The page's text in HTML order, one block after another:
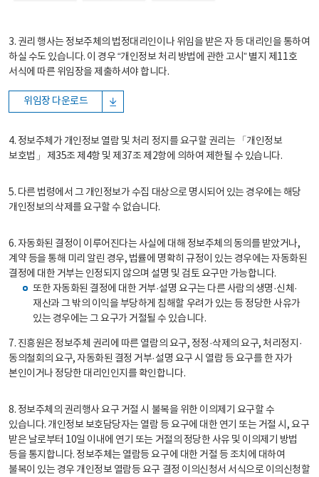
3. 권리 행사는 정보주체의 법정대리인이나 위임을 받은 자 등 대리인을 통하여
하실 수도 있습니다. 이 경우 “개인정보 처리 방법에 관한 고시” 별지 제11호
서식에 따른 위임장을 제출하셔야 합니다.
위임장 다운로드
4. 정보주체가 개인정보 열람 및 처리 정지를 요구할 권리는 「개인정보
보호법」 제35조 제4항 및 제37조 제2항에 의하여 제한될 수 있습니다.
5. 다른 법령에서 그 개인정보가 수집 대상으로 명시되어 있는 경우에는 해당
개인정보의 삭제를 요구할 수 없습니다.
6. 자동화된 결정이 이루어진다는 사실에 대해 정보주체의 동의를 받았거나,
계약 등을 통해 미리 알린 경우, 법률에 명확히 규정이 있는 경우에는 자동화된
결정에 대한 거부는 인정되지 않으며 설명 및 검토 요구만 가능합니다.
또한 자동화된 결정에 대한 거부·설명 요구는 다른 사람의 생명·신체·
재산과 그 밖의 이익을 부당하게 침해할 우려가 있는 등 정당한 사유가
있는 경우에는 그 요구가 거절될 수 있습니다.
7. 진흥원은 정보주체 권리에 따른 열람의 요구, 정정·삭제의 요구, 처리정지·
동의철회의 요구, 자동화된 결정 거부·설명 요구 시 열람 등 요구를 한 자가
본인이거나 정당한 대리인인지를 확인합니다.
8. 정보주체의 권리행사 요구 거절 시 불복을 위한 이의제기 요구할 수
있습니다. 개인정보 보호담당자는 열람 등 요구에 대한 연기 또는 거절 시, 요구
받은 날로부터 10일 이내에 연기 또는 거절의 정당한 사유 및 이의제기 방법
등을 통지합니다. 정보주체는 열람등 요구에 대한 거절 등 조치에 대하여
불복이 있는 경우 개인정보 열람등 요구 결정 이의신청서 서식으로 이의신청할